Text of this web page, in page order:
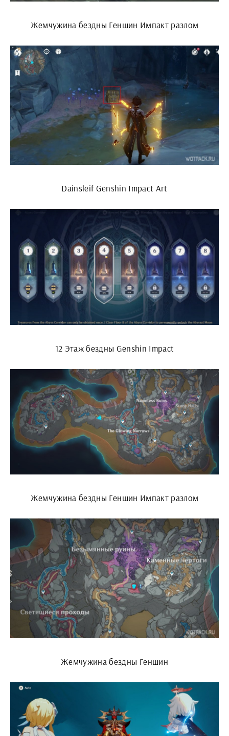
Жемчужина бездны Геншин Импакт разлом
Dainsleif Genshin Impact Art
12 Этаж бездны Genshin Impact
Жемчужина бездны Геншин Импакт разлом
Жемчужина бездны Геншин